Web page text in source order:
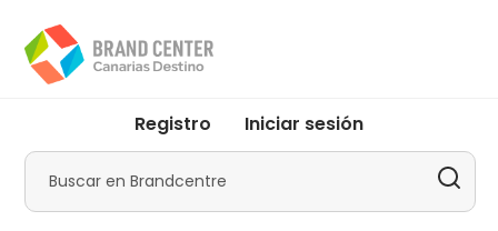
contenido
principal
menu
Promotur
Registro Iniciar sesión
Buscar